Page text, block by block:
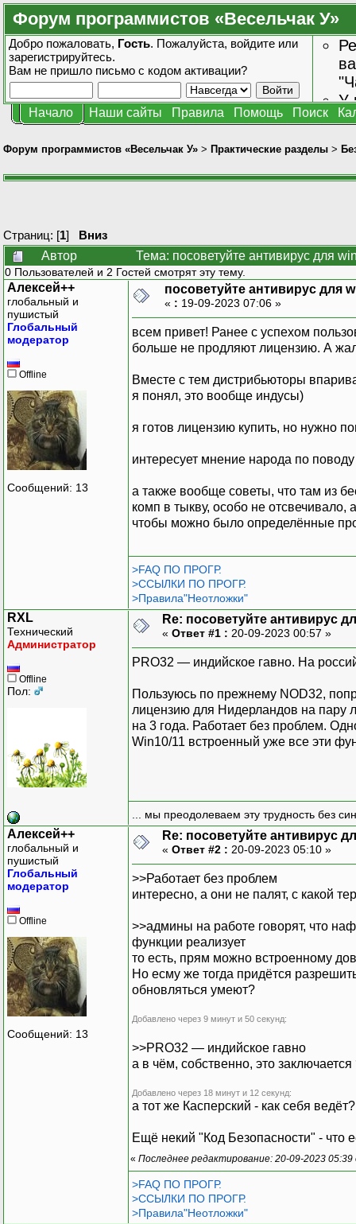
Форум программистов «Весельчак У»
Добро пожаловать, Гость. Пожалуйста, войдите или
зарегистрируйтесь.
Вам не пришло письмо с кодом активации?
У
Начало Наши сайты Правила Помощь Поиск
Форум программистов «Весельчак У» > Практические разделы >
Страниц: [1] Вниз
Автор
Тема: посоветуйте антивирус для
0 Пользователей и 2 Гостей смотрят эту тему.
Алексей++
глобальный и
пушистый
Глобальный
модератор
Offline
Сообщений: 13
посоветуйте антивирус для
« : 19-09-2023 07:06 »
всем привет! Ранее с успехом
больше не продляют лицензию. А
Вместе с тем дистрибьюторы
я понял, это вообще индусы)
я готов лицензию купить, но нужно
интересует мнение народа по
а также вообще советы, что там из
комп в тыкву, особо не
чтобы можно было определённые
>FAQ ПО ПРОГР.
>ССЫЛКИ ПО ПРОГР.
>Правила"Неотложки"
RXL
Технический
Администратор
Offline
Пол:
Re: посоветуйте антивирус
« Ответ #1 : 20-09-2023 00:57 »
PRO32 — индийское гавно. На
Пользуюсь по прежнему NOD32,
лицензию для Нидерландов на пару
на 3 года. Работает без проблем.
Win10/11 встроенный уже все эти
... мы преодолеваем эту трудность без
Алексей++
глобальный и
пушистый
Глобальный
модератор
Offline
Сообщений: 13
Re: посоветуйте антивирус
« Ответ #2 : 20-09-2023 05:10 »
>>Работает без проблем
интересно, а они не палят, с какой
>>админы на работе говорят, что
функции реализует
то есть, прям можно встроенному
Но есму же тогда придётся
обновляться умеют?
Добавлено через 9 минут и 50 секунд:
>>PRO32 — индийское гавно
а в чём, собственно, это
Добавлено через 18 минут и 12 секунд:
а тот же Касперский - как себя ведёт?
Ещё некий "Код Безопасности" - что
« Последнее редактирование: 20-09-2023
>FAQ ПО ПРОГР.
>ССЫЛКИ ПО ПРОГР.
>Правила"Неотложки"